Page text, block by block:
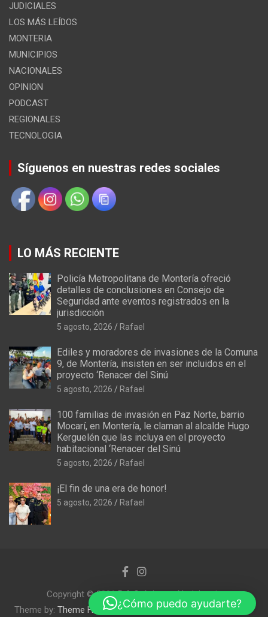
JUDICIALES
LOS MÁS LEÍDOS
MONTERIA
MUNICIPIOS
NACIONALES
OPINION
PODCAST
REGIONALES
TECNOLOGIA
Síguenos en nuestras redes sociales
LO MÁS RECIENTE
Policía Metropolitana de Montería ofreció
detalles de conclusiones en Consejo de
Seguridad ante eventos registrados en la
jurisdicción
5 agosto, 2026 Rafael
Ediles y moradores de invasiones de la Comuna
9, de Montería, insisten en ser incluidos en el
proyecto ‘Renacer del Sinú
5 agosto, 2026 Rafael
100 familias de invasión en Paz Norte, barrio
Mocarí, en Montería, le claman al alcalde Hugo
Kerguelén que las incluya en el proyecto
habitacional ‘Renacer del Sinú
5 agosto, 2026 Rafael
¡El fin de una era de honor!
5 agosto, 2026 Rafael
Copyright © 2026R.A Crónicas y Noticias
Theme by: Theme Horse Proudly Powered by:WordPress
¿Cómo puedo ayudarte?